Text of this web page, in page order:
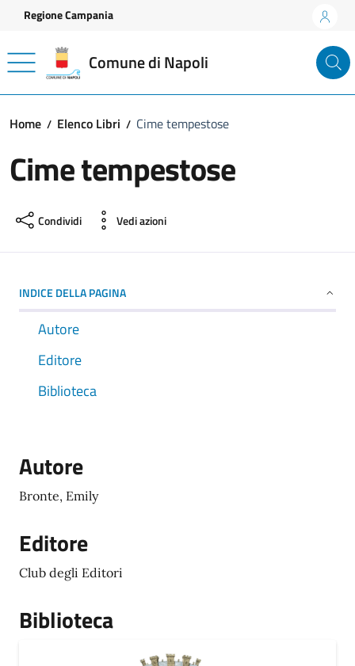
Vai ai contenuti
Vai al footer
Regione Campania
Comune di Napoli
Home Elenco Libri Cime tempestose
Cime tempestose
Condividi Vedi azioni
INDICE DELLA PAGINA
Autore
Editore
Biblioteca
Autore
Bronte, Emily
Editore
Club degli Editori
Biblioteca